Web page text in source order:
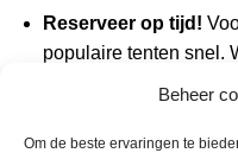
Beheer
Om de beste ervaringen te
Reserveer op tijd!
populaire tenten snel.
Meet je locatie op–